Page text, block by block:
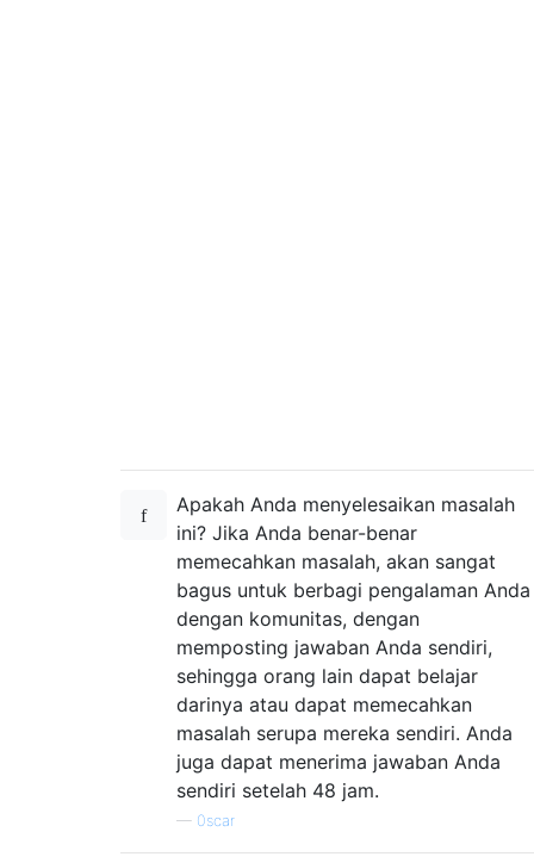
Apakah Anda menyelesaikan masalah
ini? Jika Anda benar-benar
memecahkan masalah, akan sangat
bagus untuk berbagi pengalaman Anda
dengan komunitas, dengan
memposting jawaban Anda sendiri,
sehingga orang lain dapat belajar
darinya atau dapat memecahkan
masalah serupa mereka sendiri. Anda
juga dapat menerima jawaban Anda
sendiri setelah 48 jam.
— 0scar